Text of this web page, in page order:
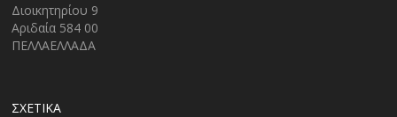
Διοικητηρίου 9
Αριδαία 584 00
ΠΕΛΛΑΕΛΛΑΔΑ
ΣΧΕΤΙΚΑ